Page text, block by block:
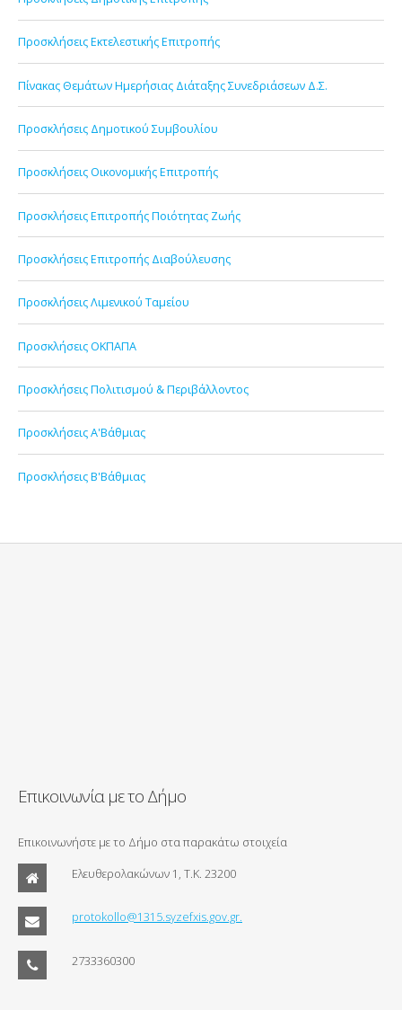
Προσκλήσεις Εκτελεστικής Επιτροπής
Πίνακας Θεμάτων Ημερήσιας Διάταξης Συνεδριάσεων Δ.Σ.
Προσκλήσεις Δημοτικού Συμβουλίου
Προσκλήσεις Οικονομικής Επιτροπής
Προσκλήσεις Επιτροπής Ποιότητας Ζωής
Προσκλήσεις Επιτροπής Διαβούλευσης
Προσκλήσεις Λιμενικού Ταμείου
Προσκλήσεις ΟΚΠΑΠΑ
Προσκλήσεις Πολιτισμού & Περιβάλλοντος
Προσκλήσεις Α'Βάθμιας
Προσκλήσεις Β'Βάθμιας
Επικοινωνία με το Δήμο
Επικοινωνήστε με το Δήμο στα παρακάτω στοιχεία
Ελευθερολακώνων 1, Τ.Κ. 23200
protokollo@1315.syzefxis.gov.gr.
2733360300